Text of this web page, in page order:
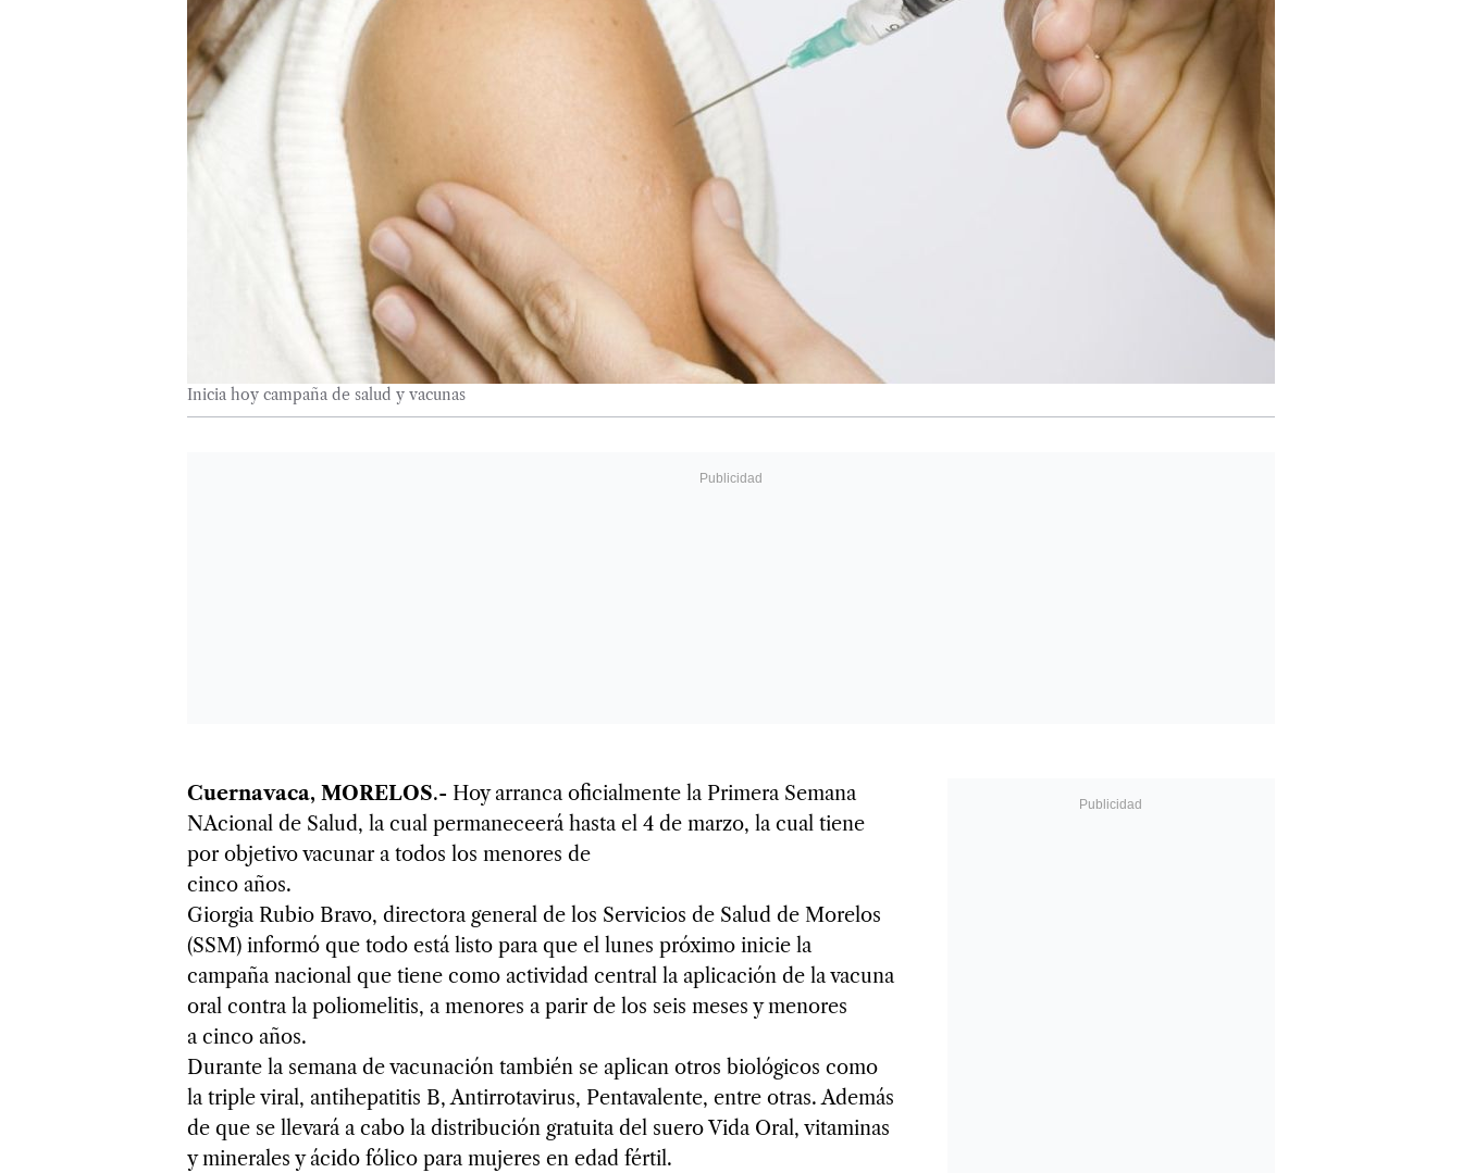
Inicia hoy campaña de salud y vacunas
Cuernavaca, MORELOS.- Hoy arranca oficialmente la Primera Semana
NAcional de Salud, la cual permaneceerá hasta el 4 de marzo, la cual tiene
por objetivo vacunar a todos los menores de
cinco años.
Giorgia Rubio Bravo, directora general de los Servicios de Salud de Morelos
(SSM) informó que todo está listo para que el lunes próximo inicie la
campaña nacional que tiene como actividad central la aplicación de la vacuna
oral contra la poliomelitis, a menores a parir de los seis meses y menores
a cinco años.
Durante la semana de vacunación también se aplican otros biológicos como
la triple viral, antihepatitis B, Antirrotavirus, Pentavalente, entre otras. Además
de que se llevará a cabo la distribución gratuita del suero Vida Oral, vitaminas
y minerales y ácido fólico para mujeres en edad fértil.